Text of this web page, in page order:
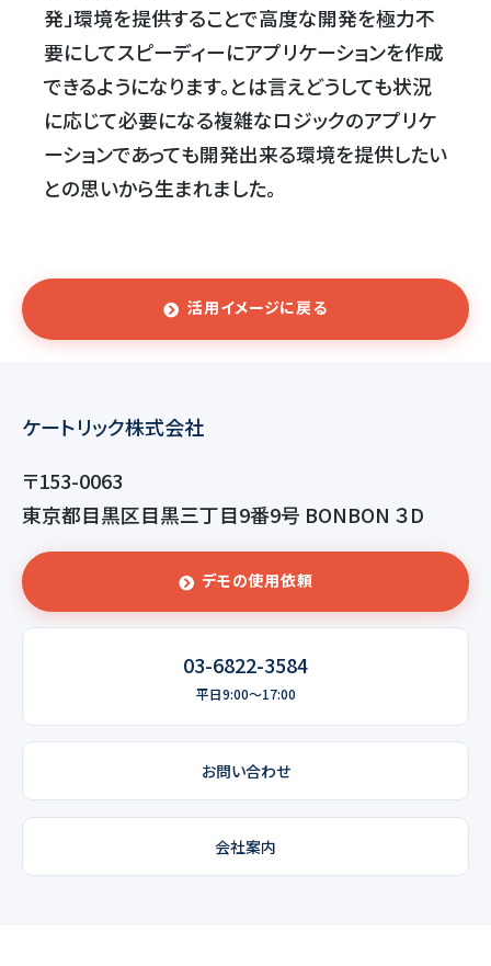
発」環境を提供することで高度な開発を極力不
要にしてスピーディーにアプリケーションを作成
できるようになります。とは言えどうしても状況
に応じて必要になる複雑なロジックのアプリケ
ーションであっても開発出来る環境を提供したい
との思いから生まれました。
活用イメージに戻る
ケートリック株式会社
〒153-0063
東京都目黒区目黒三丁目9番9号 BONBON ３D
デモの使用依頼
03-6822-3584
平日9:00～17:00
お問い合わせ
会社案内